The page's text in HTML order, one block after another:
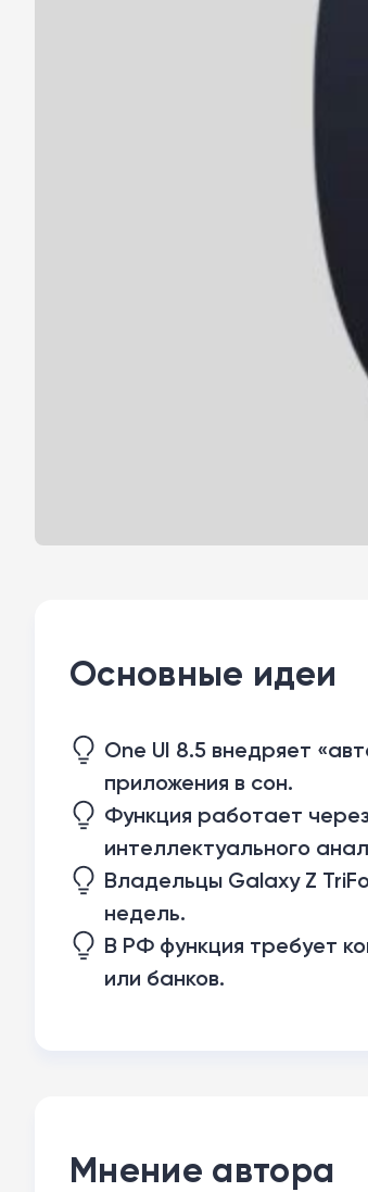
Основные идеи
One UI 8.5 внедряет
приложения в сон.
Функция работает
интеллектуального
Владельцы Galaxy Z
недель.
В РФ функция требует
или банков.
Мнение автора